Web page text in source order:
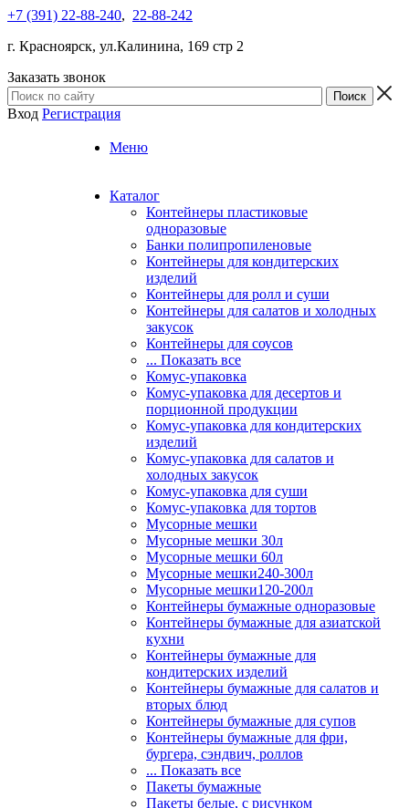
+7 (391) 22-88-240, 22-88-242
г. Красноярск, ул.Калинина, 169 стр 2
Заказать звонок
Вход Регистрация
Меню
Каталог
Контейнеры пластиковые
одноразовые
Банки полипропиленовые
Контейнеры для кондитерских
изделий
Контейнеры для ролл и суши
Контейнеры для салатов и холодных
закусок
Контейнеры для соусов
... Показать все
Комус-упаковка
Комус-упаковка для десертов и
порционной продукции
Комус-упаковка для кондитерских
изделий
Комус-упаковка для салатов и
холодных закусок
Комус-упаковка для суши
Комус-упаковка для тортов
Мусорные мешки
Мусорные мешки 30л
Мусорные мешки 60л
Мусорные мешки240-300л
Мусорные мешки120-200л
Контейнеры бумажные одноразовые
Контейнеры бумажные для азиатской
кухни
Контейнеры бумажные для
кондитерских изделий
Контейнеры бумажные для салатов и
вторых блюд
Контейнеры бумажные для супов
Контейнеры бумажные для фри,
бургера, сэндвич, роллов
... Показать все
Пакеты бумажные
Пакеты белые, с рисунком